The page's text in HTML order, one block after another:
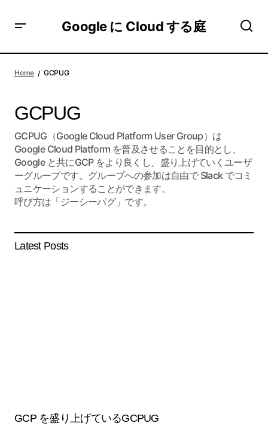
Google に Cloud する庭
Home GCPUG
GCPUG
GCPUG（Google Cloud Platform User Group）は
Google Cloud Platform を普及させることを目的とし、
Google と共にGCP をより良くし、盛り上げていくユーザ
ーグループです。グループへの参加は自由で Slack でコミ
ュニケーションすることができます。
呼び方は「ジーシーパグ」です。
Latest Posts
GCP を盛り上げているGCPUG